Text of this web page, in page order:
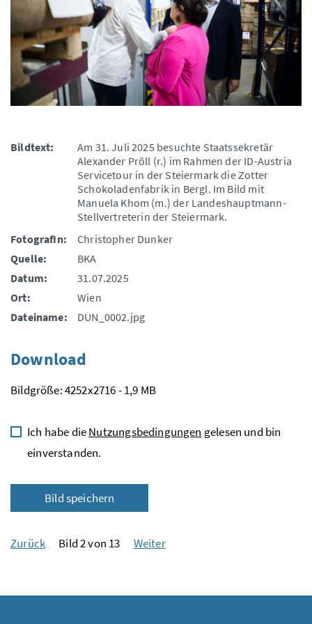
Bildtext:
Am 31. Juli 2025 besuchte Staatssekretär
Alexander Pröll (r.) im Rahmen der ID-Austria
Servicetour in der Steiermark die Zotter
Schokoladenfabrik in Bergl. Im Bild mit
Manuela Khom (m.) der Landeshauptmann-
Stellvertreterin der Steiermark.
FotografIn:
Christopher Dunker
Quelle:
BKA
Datum:
31.07.2025
Ort:
Wien
Dateiname:
DUN_0002.jpg
Download
Bildgröße: 4252x2716 - 1,9 MB
Ich habe dieNutzungsbedingungen gelesen und bin
einverstanden.
Bild speichern
Zurück Bild 2 von 13 Weiter